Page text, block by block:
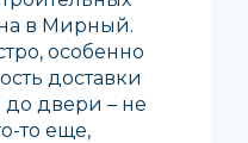
в Мирный.
особенно
доставки
до двери – не
то еще,